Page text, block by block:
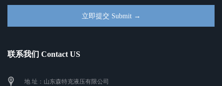
联系我们 Contact US
地 址：山东森特克液压有限公司